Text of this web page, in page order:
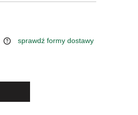
sprawdź formy dostawy